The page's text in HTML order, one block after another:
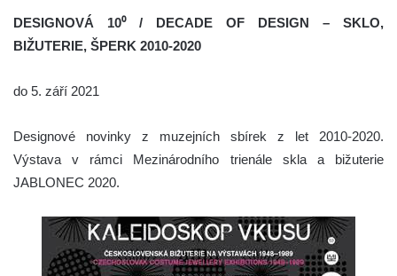
DESIGNOVÁ 10⁰ / DECADE OF DESIGN – SKLO,
BIŽUTERIE, ŠPERK 2010-2020
do 5. září 2021
Designové novinky z muzejních sbírek z let 2010-2020.
Výstava v rámci Mezinárodního trienále skla a bižuterie
JABLONEC 2020.